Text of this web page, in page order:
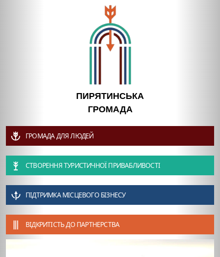
ПИРЯТИНСЬКА
ГРОМАДА
ГРОМАДА ДЛЯ ЛЮДЕЙ
СТВОРЕННЯ ТУРИСТИЧНОЇ ПРИВАБЛИВОСТІ
ПІДТРИМКА МІСЦЕВОГО БІЗНЕСУ
ВІДКРИТІСТЬ ДО ПАРТНЕРСТВА